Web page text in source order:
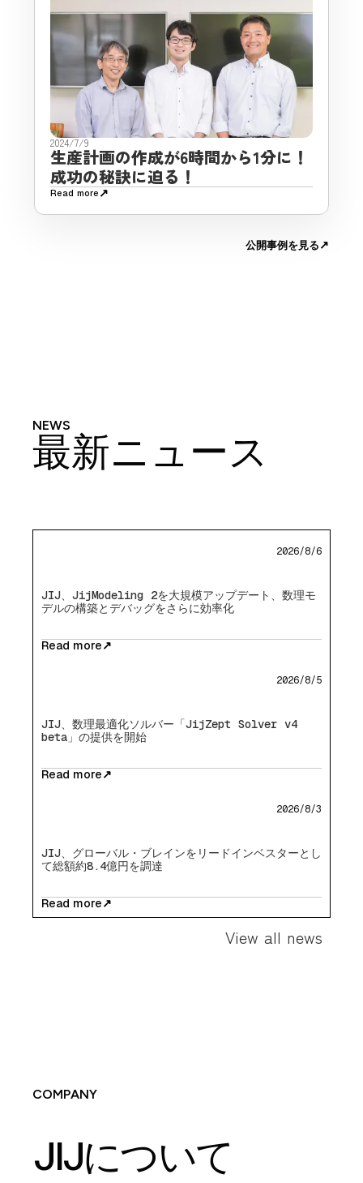
2024/7/9
生産計画の作成が6時間から1分に！
成功の秘訣に迫る！
Read more ↗
公開事例を見る↗
NEWS
最新ニュース
2026/8/6
JIJ、JijModeling 2を大規模アップデート、数理モ
デルの構築とデバッグをさらに効率化
Read more↗
2026/8/5
JIJ、数理最適化ソルバー「JijZept Solver v4
beta」の提供を開始
Read more↗
2026/8/3
JIJ、グローバル・ブレインをリードインベスターとし
て総額約8.4億円を調達
Read more↗
View all news
COMPANY
JIJについて